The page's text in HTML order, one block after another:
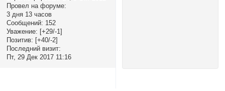
Провел на форуме:
3 дня 13 часов
Сообщений: 152
Уважение: [+29/-1]
Позитив: [+40/-2]
Последний визит:
Пт, 29 Дек 2017 11:16